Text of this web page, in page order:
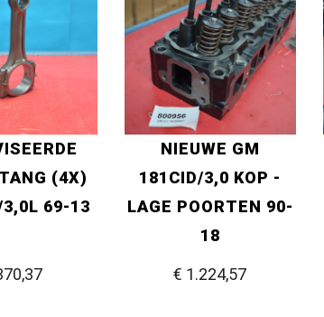
(4X)
69-13
,37
NIEUWE GM
181CID/3,0 KOP -
LAGE POORTEN 90-
18
€ 1.224,57